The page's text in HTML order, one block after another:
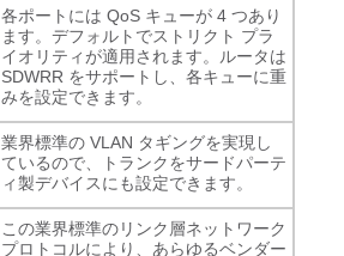
各ポートには QoS キューが 4 つあり
ます。デフォルトでストリクト プラ
イオリティが適用されます。ルータは
SDWRR をサポートし、各キューに重
みを設定できます。
業界標準の VLAN タギングを実現し
ているので、トランクをサードパーテ
ィ製デバイスにも設定できます。
この業界標準のリンク層ネットワーク
プロトコルにより、あらゆるベンダー